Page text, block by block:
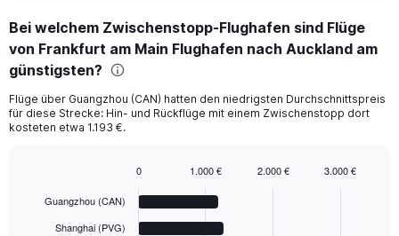
Bei welchem Zwischenstopp-Flughafen sind Flüge
von Frankfurt am Main Flughafen nach Auckland am
günstigsten?
Flüge über Guangzhou (CAN) hatten den niedrigsten Durchschnittspreis
für diese Strecke: Hin- und Rückflüge mit einem Zwischenstopp dort
kosteten etwa 1.193 €.
chart
graphic.Guangzhou (CAN)
Shanghai (PVG)
0 1.000 € 2.000 € 3.000 €